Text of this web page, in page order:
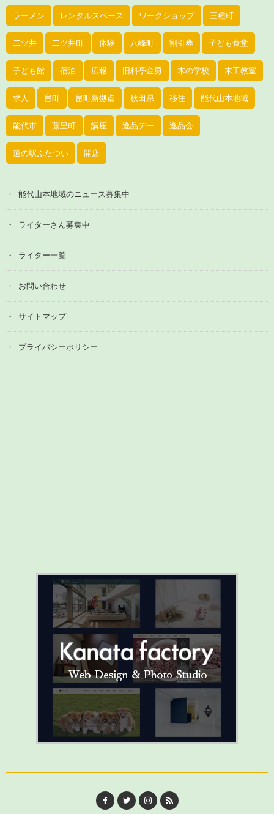
ラーメン レンタルスペース ワークショップ 三種町
二ツ井 二ツ井町 体験 八峰町 割引券 子ども食堂
子ども館 宿泊 広報 旧料亭金勇 木の学校 木工教室
求人 畠町 畠町新拠点 秋田県 移住 能代山本地域
能代市 藤里町 講座 逸品デー 逸品会
道の駅ふたつい 開店
能代山本地域のニュース募集中
ライターさん募集中
ライター一覧
お問い合わせ
サイトマップ
プライバシーポリシー